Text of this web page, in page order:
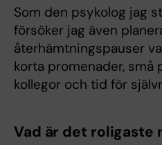
Som den psykolog jag
försöker jag även
återhämtningspauser
korta promenader,
kollegor och tid för
Vad är det roligaste